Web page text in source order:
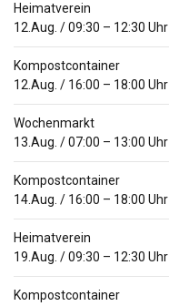
Heimatverein
12.Aug. /09:30 – 12:30 Uhr
Kompostcontainer
12.Aug. / 16:00 – 18:00 Uhr
Wochenmarkt
13.Aug. /07:00 – 13:00 Uhr
Kompostcontainer
14.Aug. / 16:00 – 18:00 Uhr
Heimatverein
19.Aug. /09:30 – 12:30 Uhr
Kompostcontainer